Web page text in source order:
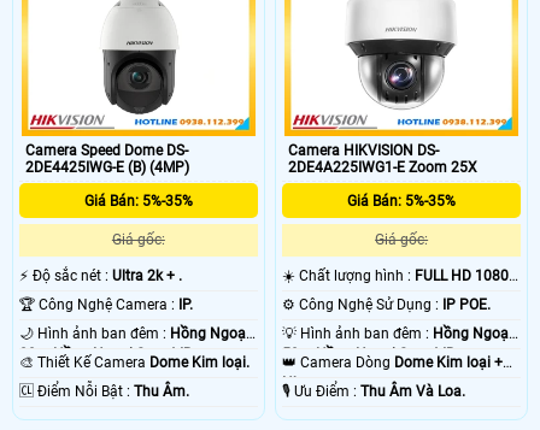
Camera Speed Dome DS-
2DE4425IWG-E (B) (4MP)
Giá Bán: 5%-35%
Giá gốc:
️⚡ Độ sắc nét : Ultra 2k + .
🏆 Công Nghệ Camera :
IP.
🌙 Hình ảnh ban đêm : Hồng Ngoại
20m Hồng Ngoại Smart IR.
🎨 Thiết Kế Camera Dome Kim loại.
️🆑 Điểm Nỗi Bật : Thu Âm.
Camera HIKVISION DS-
2DE4A225IWG1-E Zoom 25X
Giá Bán: 5%-35%
Giá gốc:
☀️ Chất lượng hình : FULL HD 1080P
.
⚙ Công Nghệ Sử Dụng :
IP POE.
💡 Hình ảnh ban đêm : Hồng Ngoại
50m Hồng Ngoại Smart IR.
👑 Camera Dòng Dome Kim loại +
Nhựa.
️🎙 Ưu Điểm :Thu Âm Và Loa.